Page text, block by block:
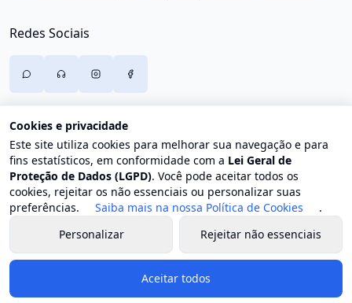
Redes Sociais
© 2026 Prefeitura de Trajano de Moraes. Todos os direitos
reservados.
Cookies e privacidade
Este site utiliza cookies para melhorar sua navegação e para
fins estatísticos, em conformidade com a Lei Geral de
Proteção de Dados (LGPD). Você pode aceitar todos os
cookies, rejeitar os não essenciais ou personalizar suas
preferências.
Saiba mais na nossa Política de Cookies
.
Personalizar
Rejeitar não essenciais
Aceitar todos